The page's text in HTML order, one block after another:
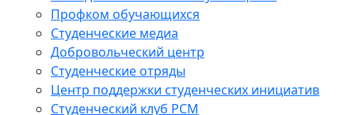
Профком обучающихся
Студенческие медиа
Добровольческий центр
Студенческие отряды
Центр поддержки студенческих инициатив
Студенческий клуб РСМ